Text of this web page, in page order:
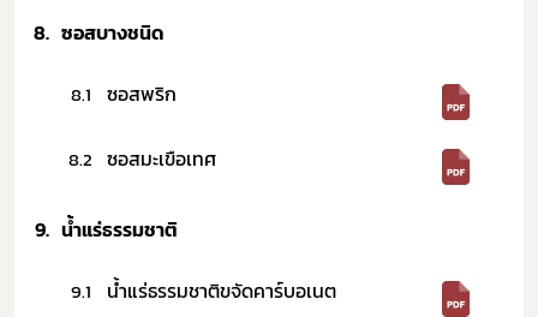
8. ซอสบางชนิด​ ​
8.1 ซอสพริก
8.2 ซอสมะเขือเทศ
9. น้ำแร่ธรรมชาติ​
9.1 น้ำแร่ธรรมชาติขจัดคาร์บอเนต